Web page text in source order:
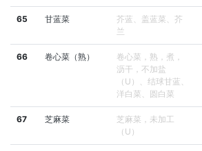
65 甘蓝菜
芥蓝、盖蓝菜、芥
兰
66 卷心菜（熟）
卷心菜，熟，煮，
沥干，不加盐
（U）、结球甘蓝、
洋白菜、圆白菜
67 芝麻菜
芝麻菜，未加工
（U）